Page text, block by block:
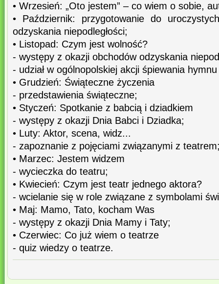
• Wrzesień: „Oto jestem” – co wiem o sobie,
• Październik: przygotowanie do
odzyskania niepodległości;
• Listopad: Czym jest wolność?
- występy z okazji obchodów odzyskania
- udział w ogólnopolskiej akcji śpiewania
• Grudzień: Świąteczne życzenia
- przedstawienia świąteczne;
• Styczeń: Spotkanie z babcią i dziadkiem
- występy z okazji Dnia Babci i Dziadka;
• Luty: Aktor, scena, widz...
- zapoznanie z pojęciami związanymi z
• Marzec: Jestem widzem
- wycieczka do teatru;
• Kwiecień: Czym jest teatr jednego aktora?
- wcielanie się w role związane z symbolami
• Maj: Mamo, Tato, kocham Was
- występy z okazji Dnia Mamy i Taty;
• Czerwiec: Co już wiem o teatrze
- quiz wiedzy o teatrze.